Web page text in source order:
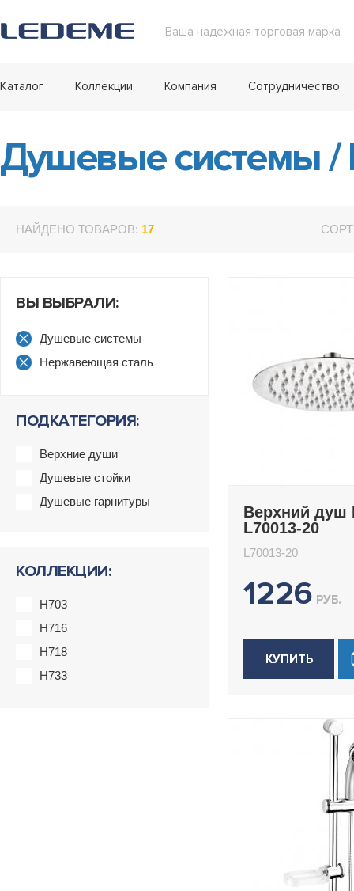
Ваша надежная торговая марка
Каталог Коллекции Компания Сотрудничество
Душевые системы/
НАЙДЕНО ТОВАРОВ: 17
ВЫ ВЫБРАЛИ:
Душевые системы
Нержавеющая сталь
ПОДКАТЕГОРИЯ:
Верхние души
Душевые стойки
Душевые гарнитуры
КОЛЛЕКЦИИ:
H703
H716
H718
H733
Верхний душ
L70013-20
L70013-20
1226 РУБ.
КУПИТЬ